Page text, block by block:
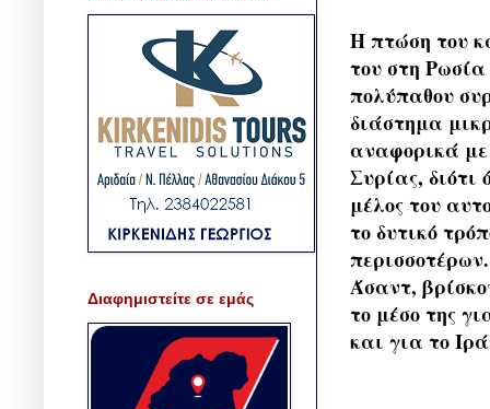
​Η πτώση του
του στη
πολύπαθου
διάστημα
αναφορικά με
Συρίας, διότι
μέλος του
το δυτικό
Άσαντ,
το μέσο της
και για το
Διαφημιστείτε σε εμάς